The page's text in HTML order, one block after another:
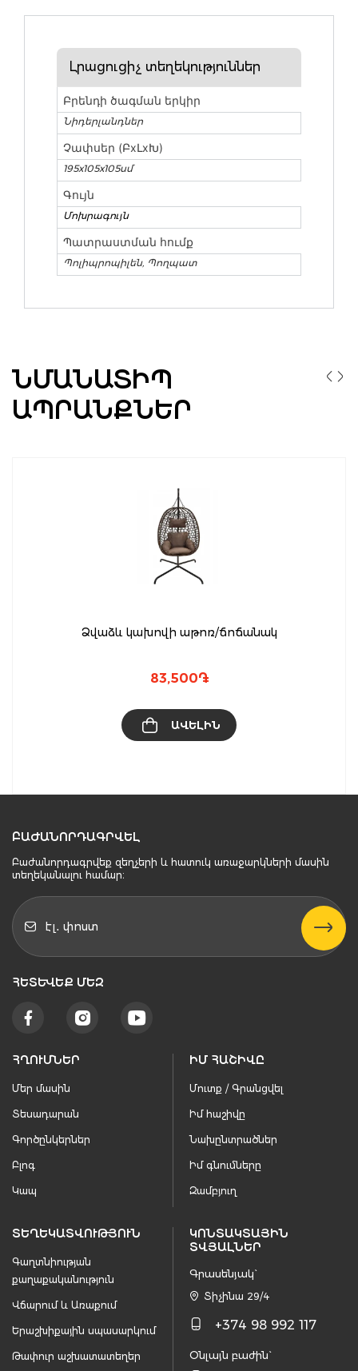
Լրացուցիչ տեղեկություններ
Բրենդի ծագման երկիր
Նիդերլանդներ
Չափսեր (ԲxԼxԽ)
195x105x105սմ
Գույն
Մոխրագույն
Պատրաստման հումք
Պոլիպրոպիլեն, Պողպատ
ՆՄԱՆԱՏԻՊ
ԱՊՐԱՆՔՆԵՐ
Ձվաձև կախովի աթոռ/ճոճանակ
83,500֏
ԱՎԵԼԻՆ
ԲԱԺԱՆՈՐԴԱԳՐՎԵԼ
Բաժանորդագրվեք զեղչերի և հատուկ առաջարկների մասին
տեղեկանալու համար։
ՀԵՏԵՒԵՔ ՄԵԶ
ՀՂՈՒՄՆԵՐ
Մեր մասին
Տեսադարան
Գործընկերներ
Բլոգ
Կապ
ԻՄ ՀԱՇԻՎԸ
Մուտք / Գրանցվել
Իմ հաշիվը
Նախընտրածներ
Իմ գնումները
Զամբյուղ
ՏԵՂԵԿԱՏՎՈՒԹՅՈՒՆ
Գաղտնիության
քաղաքականություն
Վճարում և Առաքում
Երաշխիքային սպասարկում
Թափուր աշխատատեղեր
ԿՈՆՏԱԿՏԱՅԻՆ
ՏՎՅԱԼՆԵՐ
Գրասենյակ`
Տիչինա 29/4
+374 98 992 117
Օնլայն բաժին`